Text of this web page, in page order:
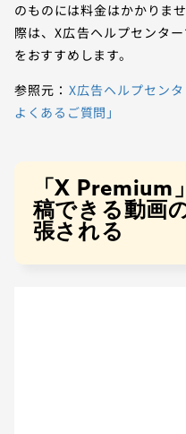
のものには料金はかかりま
際は、X広告ヘルプセンタ
をおすすめします。
参照元： X広告ヘルプセン
よくあるご質問」
「X Premium
稿できる動画
張される